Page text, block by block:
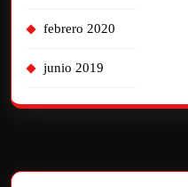
febrero 2020
junio 2019